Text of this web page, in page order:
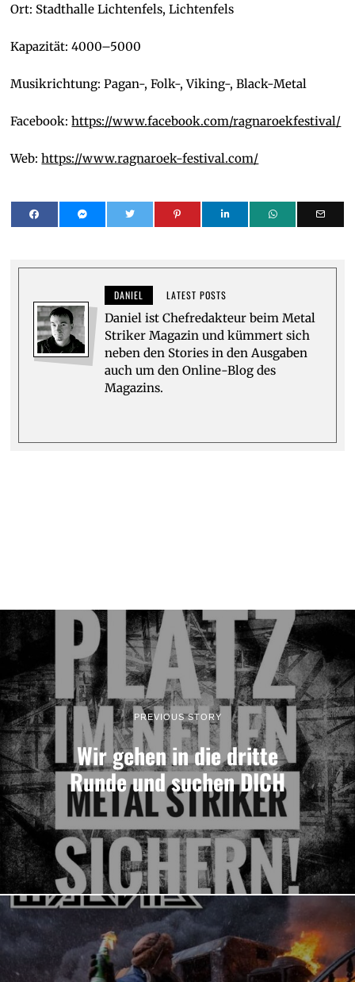
Ort: Stadthalle Lichtenfels, Lichtenfels
Kapazität: 4000–5000
Musikrichtung: Pagan-, Folk-, Viking-, Black-Metal
Facebook:https://www.facebook.com/ragnaroekfestival/
Web:https://www.ragnaroek-festival.com/
DANIEL LATEST POSTS
Daniel ist Chefredakteur beim Metal
Striker Magazin und kümmert sich
neben den Stories in den Ausgaben
auch um den Online-Blog des
Magazins.
PREVIOUS STORY
Wir gehen in die dritte
Runde und suchen DICH